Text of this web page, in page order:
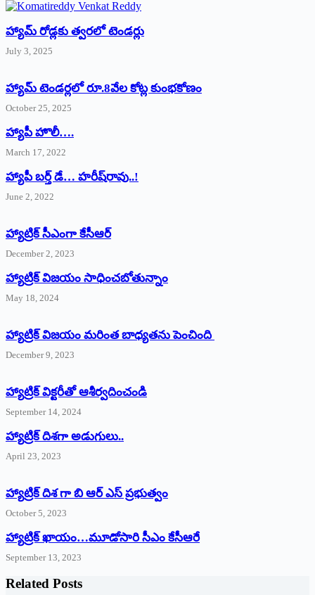
హ్యామ్‌ రోడ్లకు త్వరలో టెండర్లు
July 3, 2025
హ్యామ్‌ ‌టెండర్లలో రూ.8వేల కోట్ల కుంభకోణం
October 25, 2025
హ్యాపీ హొలీ….
March 17, 2022
హ్యాపీ బర్త్ ‌డే… హరీష్‌రావు..!
June 2, 2022
హ్యాట్రిక్‌ ‌సీఎంగా కేసీఆర్‌
December 2, 2023
హ్యాట్రిక్‌ విజయం సాధించబోతున్నాం
May 18, 2024
హ్యాట్రిక్ విజయం మరింత బాధ్యతను పెంచింది
December 9, 2023
హ్యాట్రిక్‌ ‌విక్టరీతో ఆశీర్వదించండి
September 14, 2024
‌హ్యాట్రిక్‌ ‌దిశగా అడుగులు..
April 23, 2023
హ్యాట్రిక్ దిశ గా బి ఆర్ ఎస్ ప్రభుత్వం
October 5, 2023
హ్యాట్రిక్‌ ‌ఖాయం…మూడోసారి సీఎం కేసీఆరే
September 13, 2023
Related Posts